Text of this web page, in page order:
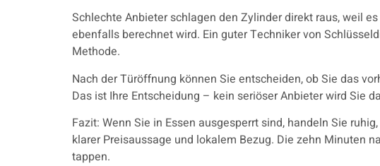
Schlechte Anbieter schlagen den Zylinder direkt raus, weil
ebenfalls berechnet wird. Ein guter Techniker von
Methode.
Nach der Türöffnung können Sie entscheiden, ob Sie das
Das ist Ihre Entscheidung – kein seriöser Anbieter wird Sie
Fazit: Wenn Sie in Essen ausgesperrt sind, handeln Sie
klarer Preisaussage und lokalem Bezug. Die zehn Minuten
tappen.